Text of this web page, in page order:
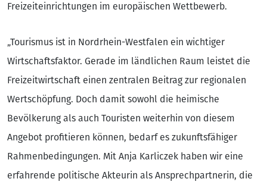
Freizeiteinrichtungen im europäischen Wettbewerb.
„Tourismus ist in Nordrhein-Westfalen ein wichtiger
Wirtschaftsfaktor. Gerade im ländlichen Raum leistet die
Freizeitwirtschaft einen zentralen Beitrag zur regionalen
Wertschöpfung. Doch damit sowohl die heimische
Bevölkerung als auch Touristen weiterhin von diesem
Angebot profitieren können, bedarf es zukunftsfähiger
Rahmenbedingungen. Mit Anja Karliczek haben wir eine
erfahrende politische Akteurin als Ansprechpartnerin, die